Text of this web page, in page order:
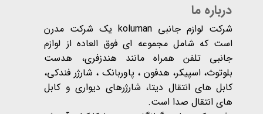
درباره ما
شرکت لوازم جانبی koluman یک شرکت مدرن
است که شامل مجموعه ای فوق العاده از لوازم
جانبی تلفن همراه مانند هندزفری، هدست
بلوتوث، اسپیکر، هدفون ، پاوربانک ، شارژر فندکی،
کابل های انتقال دیتا، شارژرهای دیواری و کابل
های انتقال صدا است.